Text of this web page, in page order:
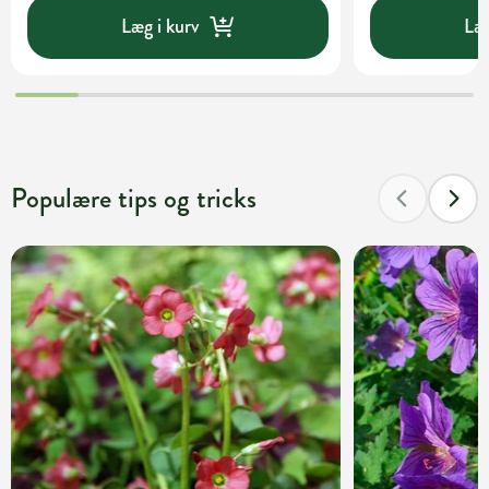
Læg i kurv
Populære tips og tricks